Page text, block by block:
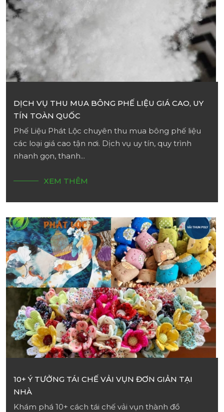
DỊCH VỤ THU MUA BÔNG PHẾ LIỆU GIÁ CAO, UY
TÍN TOÀN QUỐC
Phế Liệu Phát Lộc chuyên thu mua bông phế liệu
các loại giá cao tận nơi. Dịch vụ uy tín, quy trình
nhanh gọn, thanh...
XEM THÊM
10+ Ý TƯỞNG TÁI CHẾ VẢI VỤN ĐƠN GIẢN TẠI
NHÀ
Khám phá 10+ cách tái chế vải vụn thành đồ